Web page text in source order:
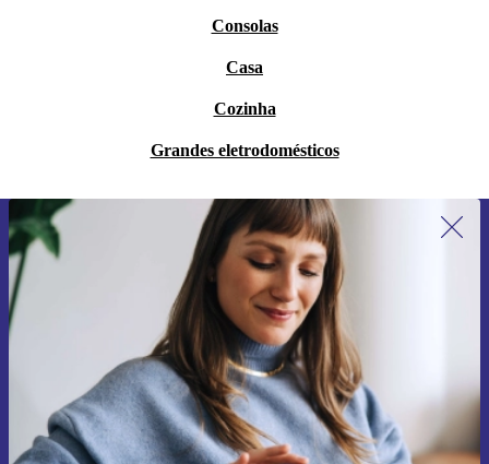
Consolas
Casa
Cozinha
Grandes eletrodomésticos
Subscreve a nossa newsletter pela
primeira vez e poupa 15€!
Não percas mais nenhuma oferta.
Pedir voucher
Informações sobre o uso de dados pessoais podem ser encontrados na